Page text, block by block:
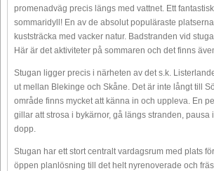
promenadväg precis längs med vattnet. Ett
sommaridyll! En av de absolut populäraste
kuststräcka med vacker natur. Badstranden vid
Här är det aktiviteter på sommaren och det finns
Stugan ligger precis i närheten av det s.k.
ut mellan Blekinge och Skåne. Det är inte långt till
område finns mycket att känna in och uppleva. En
gillar att strosa i bykärnor, gå längs stranden, pausa
dopp.
Stugan har ett stort centralt vardagsrum med plats
öppen planlösning till det helt nyrenoverade och